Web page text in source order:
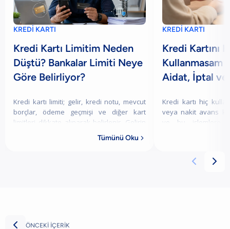
KREDİ KARTI
Kredi Kartı Limitim Neden
Düştü? Bankalar Limiti Neye
Göre Belirliyor?
Kredi kartı limiti; gelir, kredi notu, mevcut
borçlar, ödeme geçmişi ve diğer kart
limitleri dikkate alınarak belirlenir. Gelirin
ödemelerin gecikmesi limitin düşmesin
Tümünü Oku 
KREDİ KARTI
Kredi Kartını
Kullanmasam
Aidat, İptal ve
Kredi kartı hiç
veya nakit avans
ve bu işlemlere
 
 ÖNCEKİ İÇERİK